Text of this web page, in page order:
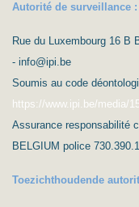
Autorité de surveillance :
Rue du Luxembourg 16 B
- info@ipi.be
Soumis au code
https://www.ipi.be/media/
Assurance responsabilité
BELGIUM police
Toezichthoudende